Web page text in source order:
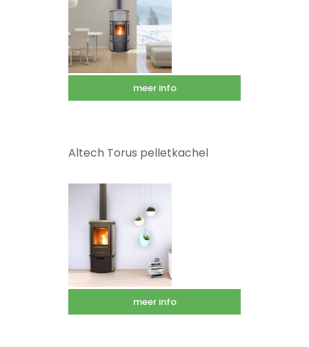
meer info
Altech Torus pelletkachel
meer info